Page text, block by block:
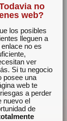
no
web?
los posibles
lleguen a
enlace no es
ver
Si tu negocio
posee una
web te
a perder
nuevo el
de